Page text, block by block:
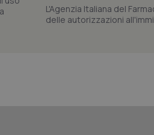
L'Agenzia Italiana del
delle autorizzazioni
PHPSESSID